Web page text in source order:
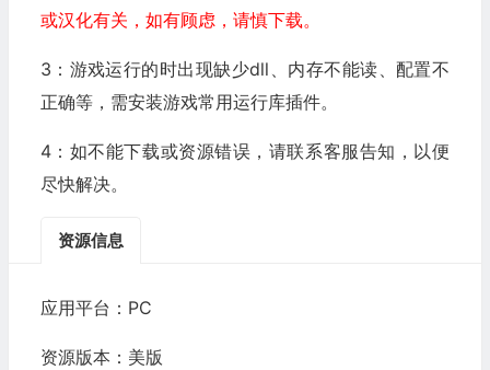
或汉化有关，如有顾虑，请慎下载。
3：游戏运行的时出现缺少dll、内存不能读、配置不
正确等，需安装游戏常用运行库插件。
4：如不能下载或资源错误，请联系客服告知，以便
尽快解决。
资源信息
应用平台：PC
资源版本：美版